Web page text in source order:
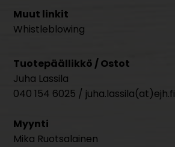
Muut linkit
Whistleblowing
Tuotepäällikkö / Ostot
Juha Lassila
040 154 6025 / juha.lassila(at)ejh.fi
Myynti
Mika Ruotsalainen